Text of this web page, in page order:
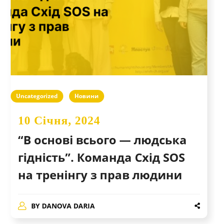
Uncategorized Новини
10 Січня, 2024
“В основі всього — людська
гідність”. Команда Схід SOS
на тренінгу з прав людини
BY DANOVA DARIA